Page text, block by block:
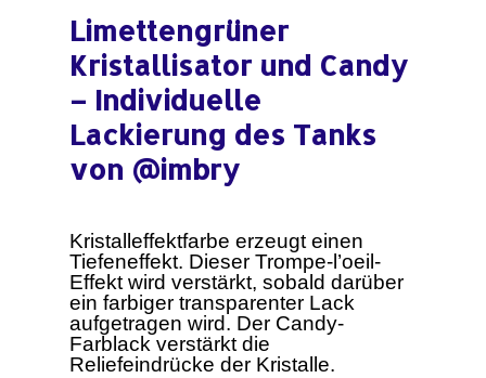
Limettengrüner
Kristallisator und Candy
– Individuelle
Lackierung des Tanks
von @imbry
Kristalleffektfarbe erzeugt einen
Tiefeneffekt. Dieser Trompe-l’oeil-
Effekt wird verstärkt, sobald darüber
ein farbiger transparenter Lack
aufgetragen wird. Der Candy-
Farblack verstärkt die
Reliefeindrücke der Kristalle.